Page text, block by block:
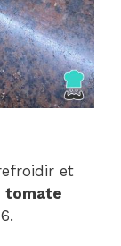
et
tomate